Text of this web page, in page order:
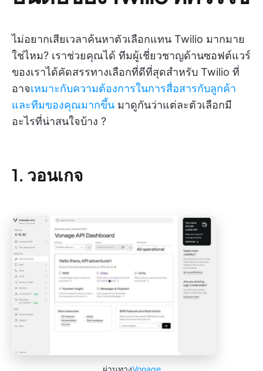
ไม่อยากเสียเวลาค้นหาตัวเลือกแทน Twilio มากมาย
ใช่ไหม? เราช่วยคุณได้ ทีมผู้เชี่ยวชาญด้านซอฟต์แวร์
ของเราได้คัดสรรทางเลือกที่ดีที่สุดสำหรับ Twilio ที่
อาจเหมาะกับความต้องการในการสื่อสารกับลูกค้า
และทีมของคุณมากขึ้น มาดูกันว่าแต่ละตัวเลือกมี
อะไรที่น่าสนใจบ้าง ?️
1. วอนเกจ
ผ่านทางVonage